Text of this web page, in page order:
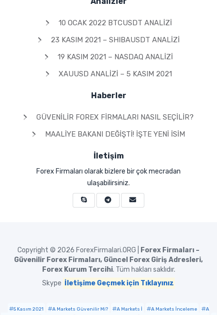
10 OCAK 2022 BTCUSDT ANALIZI
23 KASIM 2021 – SHIBAUSDT ANALIZI
19 KASIM 2021 – NASDAQ ANALIZI
XAUUSD ANALIZI – 5 KASIM 2021
Haberler
GÜVENILIR FOREX FIRMALARI NASIL SEÇILIR?
MAALIYE BAKANI DEĞIŞTI! İŞTE YENI İSIM
İletişim
Forex Firmaları olarak bizlere bir çok mecradan
ulaşabilirsiniz.
Copyright © 2026 ForexFirmalari.ORG |
Forex Firmaları –
Güvenilir Forex Firmaları, Güncel Forex Giriş Adresleri,
Forex Kurum Tercihi. Tüm hakları saklıdır.
Skype İletişime Geçmek için Tıklayınız
5 Kasım 2021 A Markets Güvenilir Mi? A Markets İ A Markets İnceleme
A